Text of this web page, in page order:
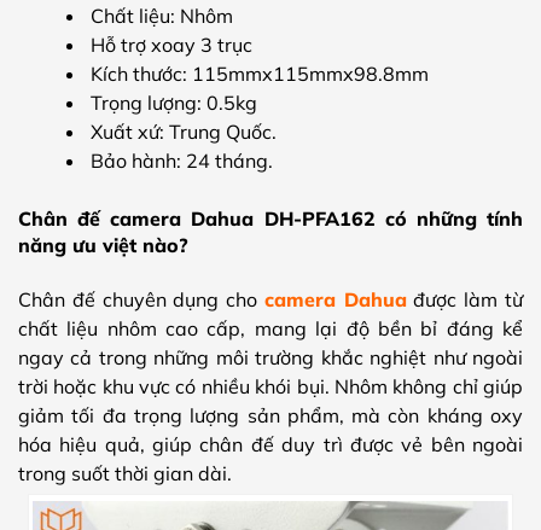
Chất liệu: Nhôm
Hỗ trợ xoay 3 trục
Kích thước: 115mmx115mmx98.8mm
Trọng lượng: 0.5kg
Xuất xứ: Trung Quốc.
Bảo hành: 24 tháng.
Chân đế camera Dahua DH-PFA162 có những tính
năng ưu việt nào?
Chân đế chuyên dụng cho camera Dahuađược làm từ
chất liệu nhôm cao cấp, mang lại độ bền bỉ đáng kể
ngay cả trong những môi trường khắc nghiệt như ngoài
trời hoặc khu vực có nhiều khói bụi. Nhôm không chỉ giúp
giảm tối đa trọng lượng sản phẩm, mà còn kháng oxy
hóa hiệu quả, giúp chân đế duy trì được vẻ bên ngoài
trong suốt thời gian dài.